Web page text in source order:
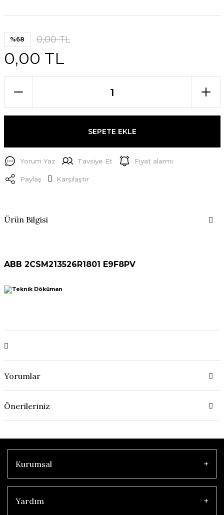
%68 0,00 TL
0,00 TL
SEPETE EKLE
Yorum Yaz Tavsiye Et Fiyat alarmı
Paylaş Karşılaştır
Ürün Bilgisi
ABB 2CSM213526R1801 E9F8PV
Yorumlar
Önerileriniz
Kurumsal
Yardım